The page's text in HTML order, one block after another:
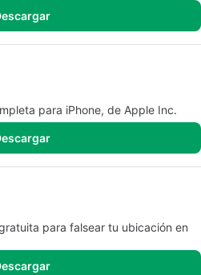
para iPhone, de Apple Inc.
para falsear tu ubicación en